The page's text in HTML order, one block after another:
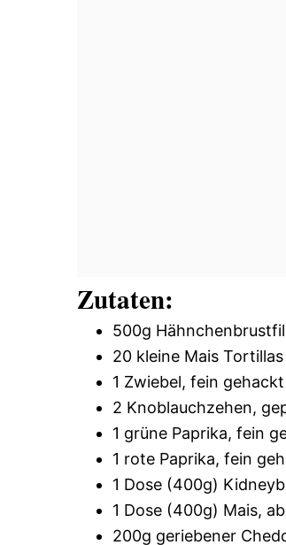
Zutaten:
500g
20 kleine Mais
1 Zwiebel, fein gehackt
2 Knoblauchzehen,
1 grüne Paprika, fein
1 rote Paprika, fein
1 Dose (400g)
1 Dose (400g) Mais,
200g geriebener